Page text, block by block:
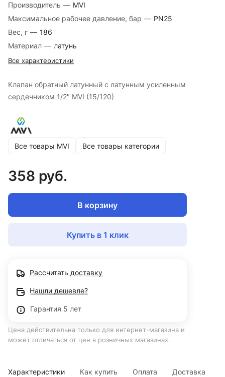
Производитель — MVI
Максимальное рабочее давление, бар — PN25
Вес, г — 186
Материал — латунь
Все характеристики
Клапан обратный латунный с латунным усиленным
сердечником 1/2" MVI (15/120)
Все товары MVI Все товары категории
358 руб.
В корзину
Купить в 1 клик
Рассчитать доставку
Нашли дешевле?
Гарантия 5 лет
Цена действительна только для интернет-магазина и
может отличаться от цен в розничных магазинах.
Характеристики Как купить Оплата Доставка